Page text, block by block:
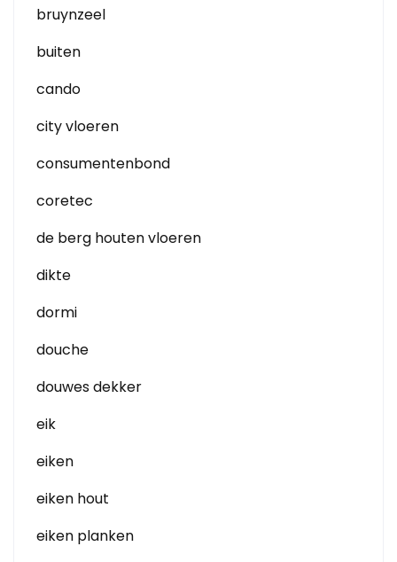
bruynzeel
buiten
cando
city vloeren
consumentenbond
coretec
de berg houten vloeren
dikte
dormi
douche
douwes dekker
eik
eiken
eiken hout
eiken planken